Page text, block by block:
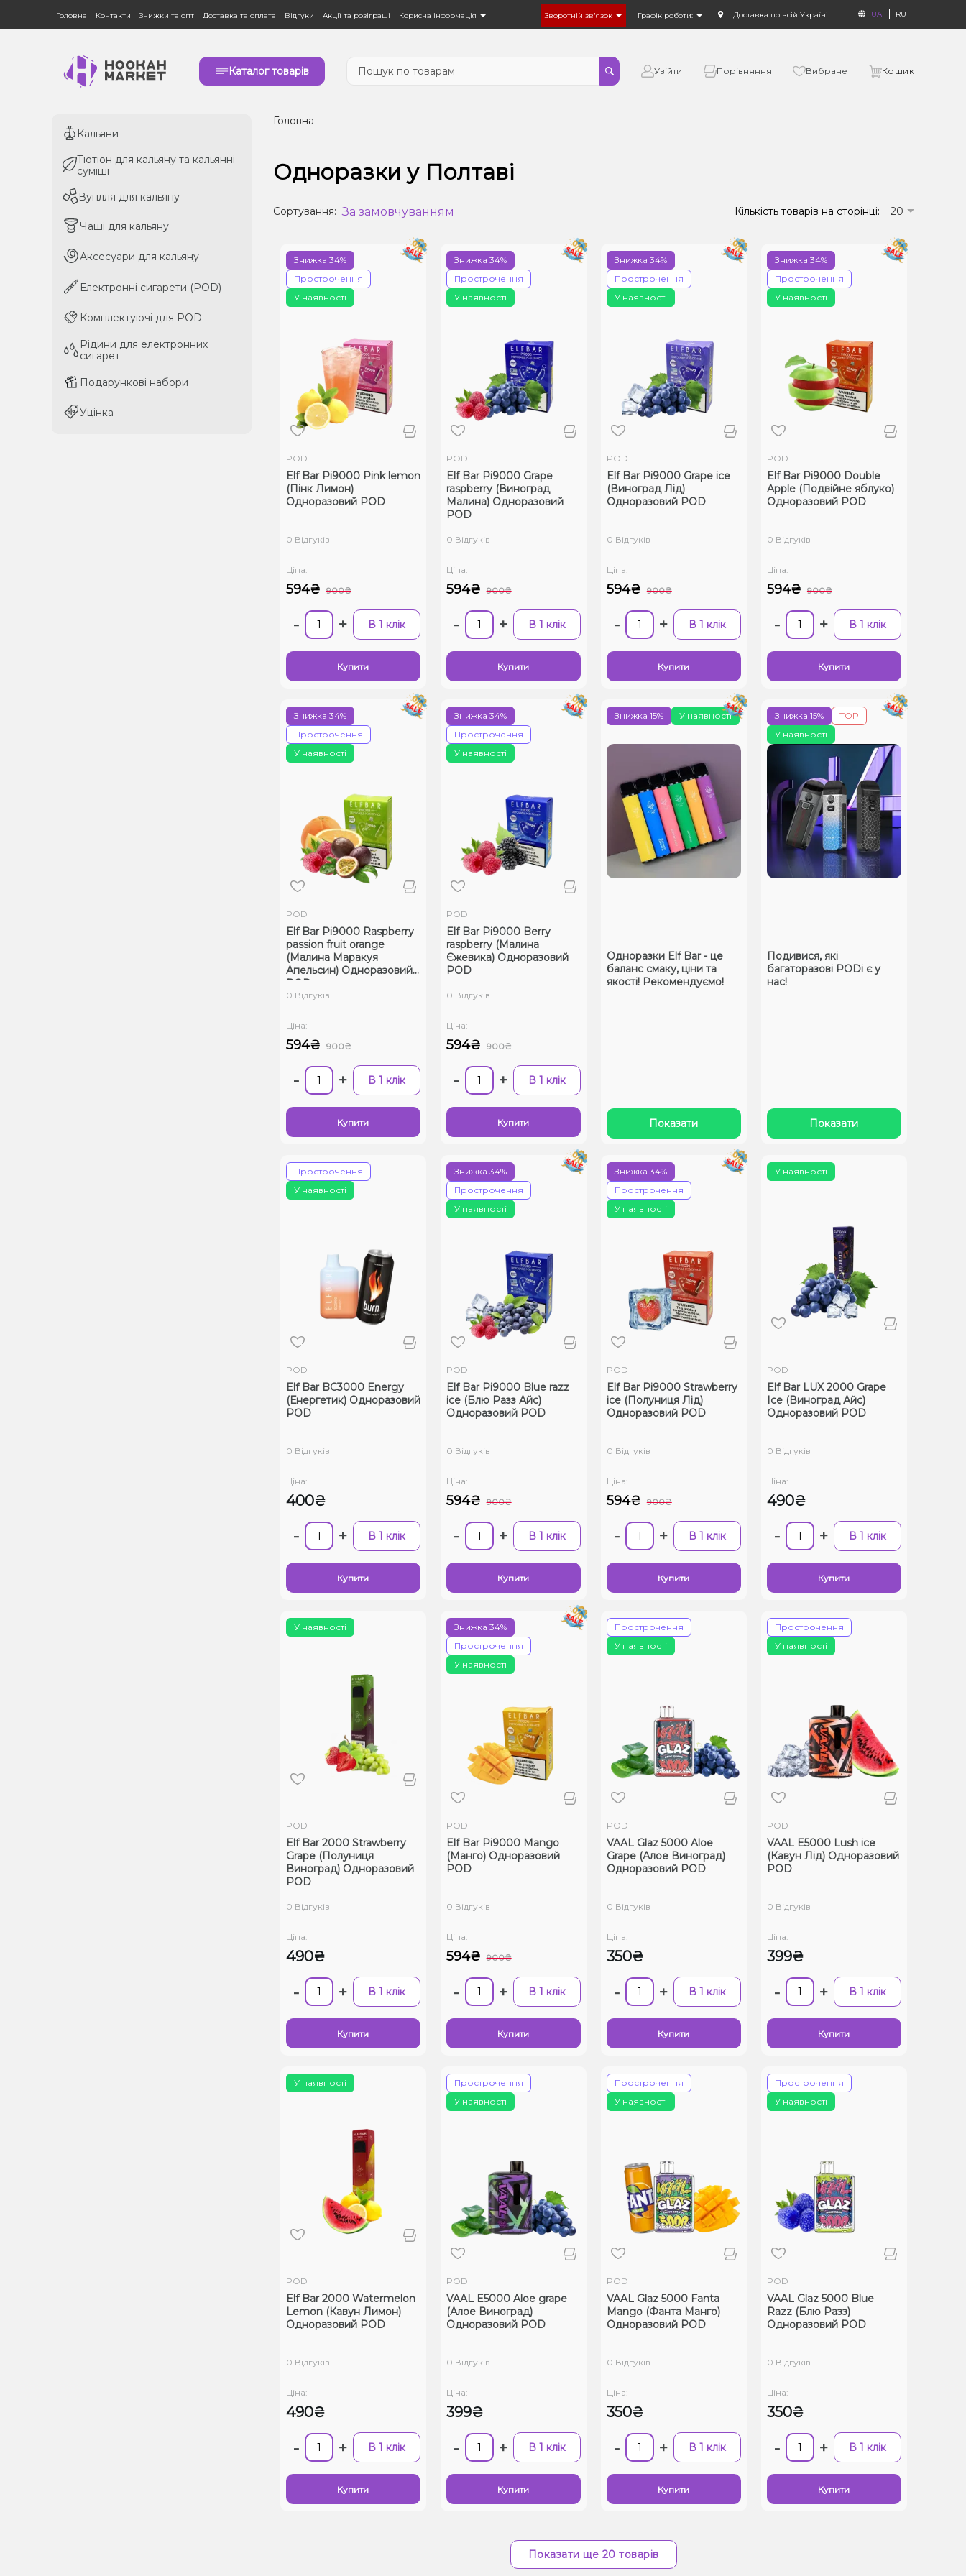
Головна Контакти Знижки та опт Доставка та оплата Відгуки Акції та розіграші Корисна інформація Зворотній зв'язок Графік роботи: Доставка по всій Україні UA RU
Каталог товарів Увійти Порівняння Вибране Кошик
Кальяни
Тютюн для кальяну та кальянні
суміші
Вугілля для кальяну
Чаші для кальяну
Аксесуари для кальяну
Електронні сигарети (POD)
Комплектуючі для POD
Рідини для електронних
сигарет
Подарункові набори
Уцінка
Кальяни
Тютюн для кальяну та кальянні
суміші
Вугілля для кальяну
Чаші для кальяну
Аксесуари для кальяну
Електронні сигарети (POD)
Комплектуючі для POD
Рідини для електронних
сигарет
Подарункові набори
Уцінка
Головна
Одноразки у Полтаві
Сортування: За замовчуванням Кількість товарів на сторінці: 20
У наявності
Знижка 34%
Прострочення
POD
Elf Bar Pi9000 Pink lemon
(Пінк Лимон)
Одноразовий POD
0 Відгуків
Ціна:
594₴ 900₴
- + В 1 клік
Купити
У наявності
Знижка 34%
Прострочення
POD
Elf Bar Pi9000 Grape
raspberry (Виноград
Малина) Одноразовий
POD
0 Відгуків
Ціна:
594₴ 900₴
- + В 1 клік
Купити
У наявності
Знижка 34%
Прострочення
POD
Elf Bar Pi9000 Grape ice
(Виноград Лід)
Одноразовий POD
0 Відгуків
Ціна:
594₴ 900₴
- + В 1 клік
Купити
У наявності
Знижка 34%
Прострочення
POD
Elf Bar Pi9000 Double
Apple (Подвійне яблуко)
Одноразовий POD
0 Відгуків
Ціна:
594₴ 900₴
- + В 1 клік
Купити
У наявності
Знижка 34%
Прострочення
POD
Elf Bar Pi9000 Raspberry
passion fruit orange
(Малина Маракуя
Апельсин) Одноразовий
POD
0 Відгуків
Ціна:
594₴ 900₴
- + В 1 клік
Купити
У наявності
Знижка 34%
Прострочення
POD
Elf Bar Pi9000 Berry
raspberry (Малина
Єжевика) Одноразовий
POD
0 Відгуків
Ціна:
594₴ 900₴
- + В 1 клік
Купити
У наявності
Знижка 15%
Одноразки Elf Bar - це
баланс смаку, ціни та
якості! Рекомендуємо!
Показати
У наявності
Знижка 15% TOP
Подивися, які
багаторазові PODі є у
нас!
Показати
У наявності
Прострочення
POD
Elf Bar BC3000 Energy
(Енергетик) Одноразовий
POD
0 Відгуків
Ціна:
400₴
- + В 1 клік
Купити
У наявності
Знижка 34%
Прострочення
POD
Elf Bar Pi9000 Blue razz
ice (Блю Разз Айс)
Одноразовий POD
0 Відгуків
Ціна:
594₴ 900₴
- + В 1 клік
Купити
У наявності
Знижка 34%
Прострочення
POD
Elf Bar Pi9000 Strawberry
ice (Полуниця Лід)
Одноразовий POD
0 Відгуків
Ціна:
594₴ 900₴
- + В 1 клік
Купити
У наявності
POD
Elf Bar LUX 2000 Grape
Ice (Виноград Айс)
Одноразовий POD
0 Відгуків
Ціна:
490₴
- + В 1 клік
Купити
У наявності
POD
Elf Bar 2000 Strawberry
Grape (Полуниця
Виноград) Одноразовий
POD
0 Відгуків
Ціна:
490₴
- + В 1 клік
Купити
У наявності
Знижка 34%
Прострочення
POD
Elf Bar Pi9000 Mango
(Манго) Одноразовий
POD
0 Відгуків
Ціна:
594₴ 900₴
- + В 1 клік
Купити
У наявності
Прострочення
POD
VAAL Glaz 5000 Aloe
Grape (Алое Виноград)
Одноразовий POD
0 Відгуків
Ціна:
350₴
- + В 1 клік
Купити
У наявності
Прострочення
POD
VAAL E5000 Lush ice
(Кавун Лід) Одноразовий
POD
0 Відгуків
Ціна:
399₴
- + В 1 клік
Купити
У наявності
POD
Elf Bar 2000 Watermelon
Lemon (Кавун Лимон)
Одноразовий POD
0 Відгуків
Ціна:
490₴
- + В 1 клік
Купити
У наявності
Прострочення
POD
VAAL E5000 Aloe grape
(Алое Виноград)
Одноразовий POD
0 Відгуків
Ціна:
399₴
- + В 1 клік
Купити
У наявності
Прострочення
POD
VAAL Glaz 5000 Fanta
Mango (Фанта Манго)
Одноразовий POD
0 Відгуків
Ціна:
350₴
- + В 1 клік
Купити
У наявності
Прострочення
POD
VAAL Glaz 5000 Blue
Razz (Блю Разз)
Одноразовий POD
0 Відгуків
Ціна:
350₴
- + В 1 клік
Купити
Показати ще 20 товарів